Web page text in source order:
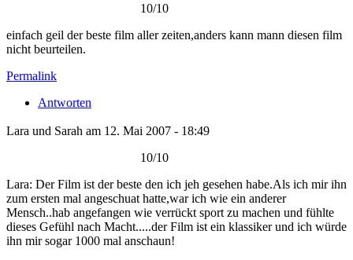
10/10
einfach geil der beste film aller zeiten,anders kann mann diesen film
nicht beurteilen.
Permalink
Antworten
Lara und Sarah am 12. Mai 2007 - 18:49
10/10
Lara: Der Film ist der beste den ich jeh gesehen habe.Als ich mir ihn
zum ersten mal angeschuat hatte,war ich wie ein anderer
Mensch..hab angefangen wie verrückt sport zu machen und fühlte
dieses Gefühl nach Macht.....der Film ist ein klassiker und ich würde
ihn mir sogar 1000 mal anschaun!